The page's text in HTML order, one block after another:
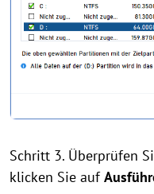
Schritt 3. Überprüfen
klicken Sie auf